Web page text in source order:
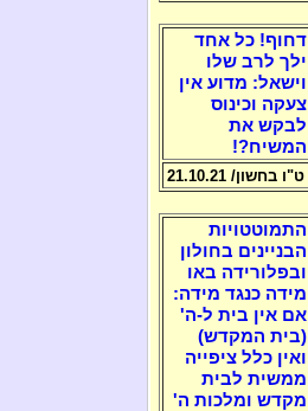
דחוף! כל אחד
ילך לרב שלו
וישאל: מדוע אין
צעקה וכינוס
לבקש את
המשיח?!
ט"ו בחשון/ 21.10.21
התמוטטויות
הבניינים בחולון
ובפלורידה באו
מידה כנגד מידה:
אם אין בית ל-ה'
(בית המקדש)
ואין כלל ציפייה
ממשית לבית
מקדש ומלכות ה'